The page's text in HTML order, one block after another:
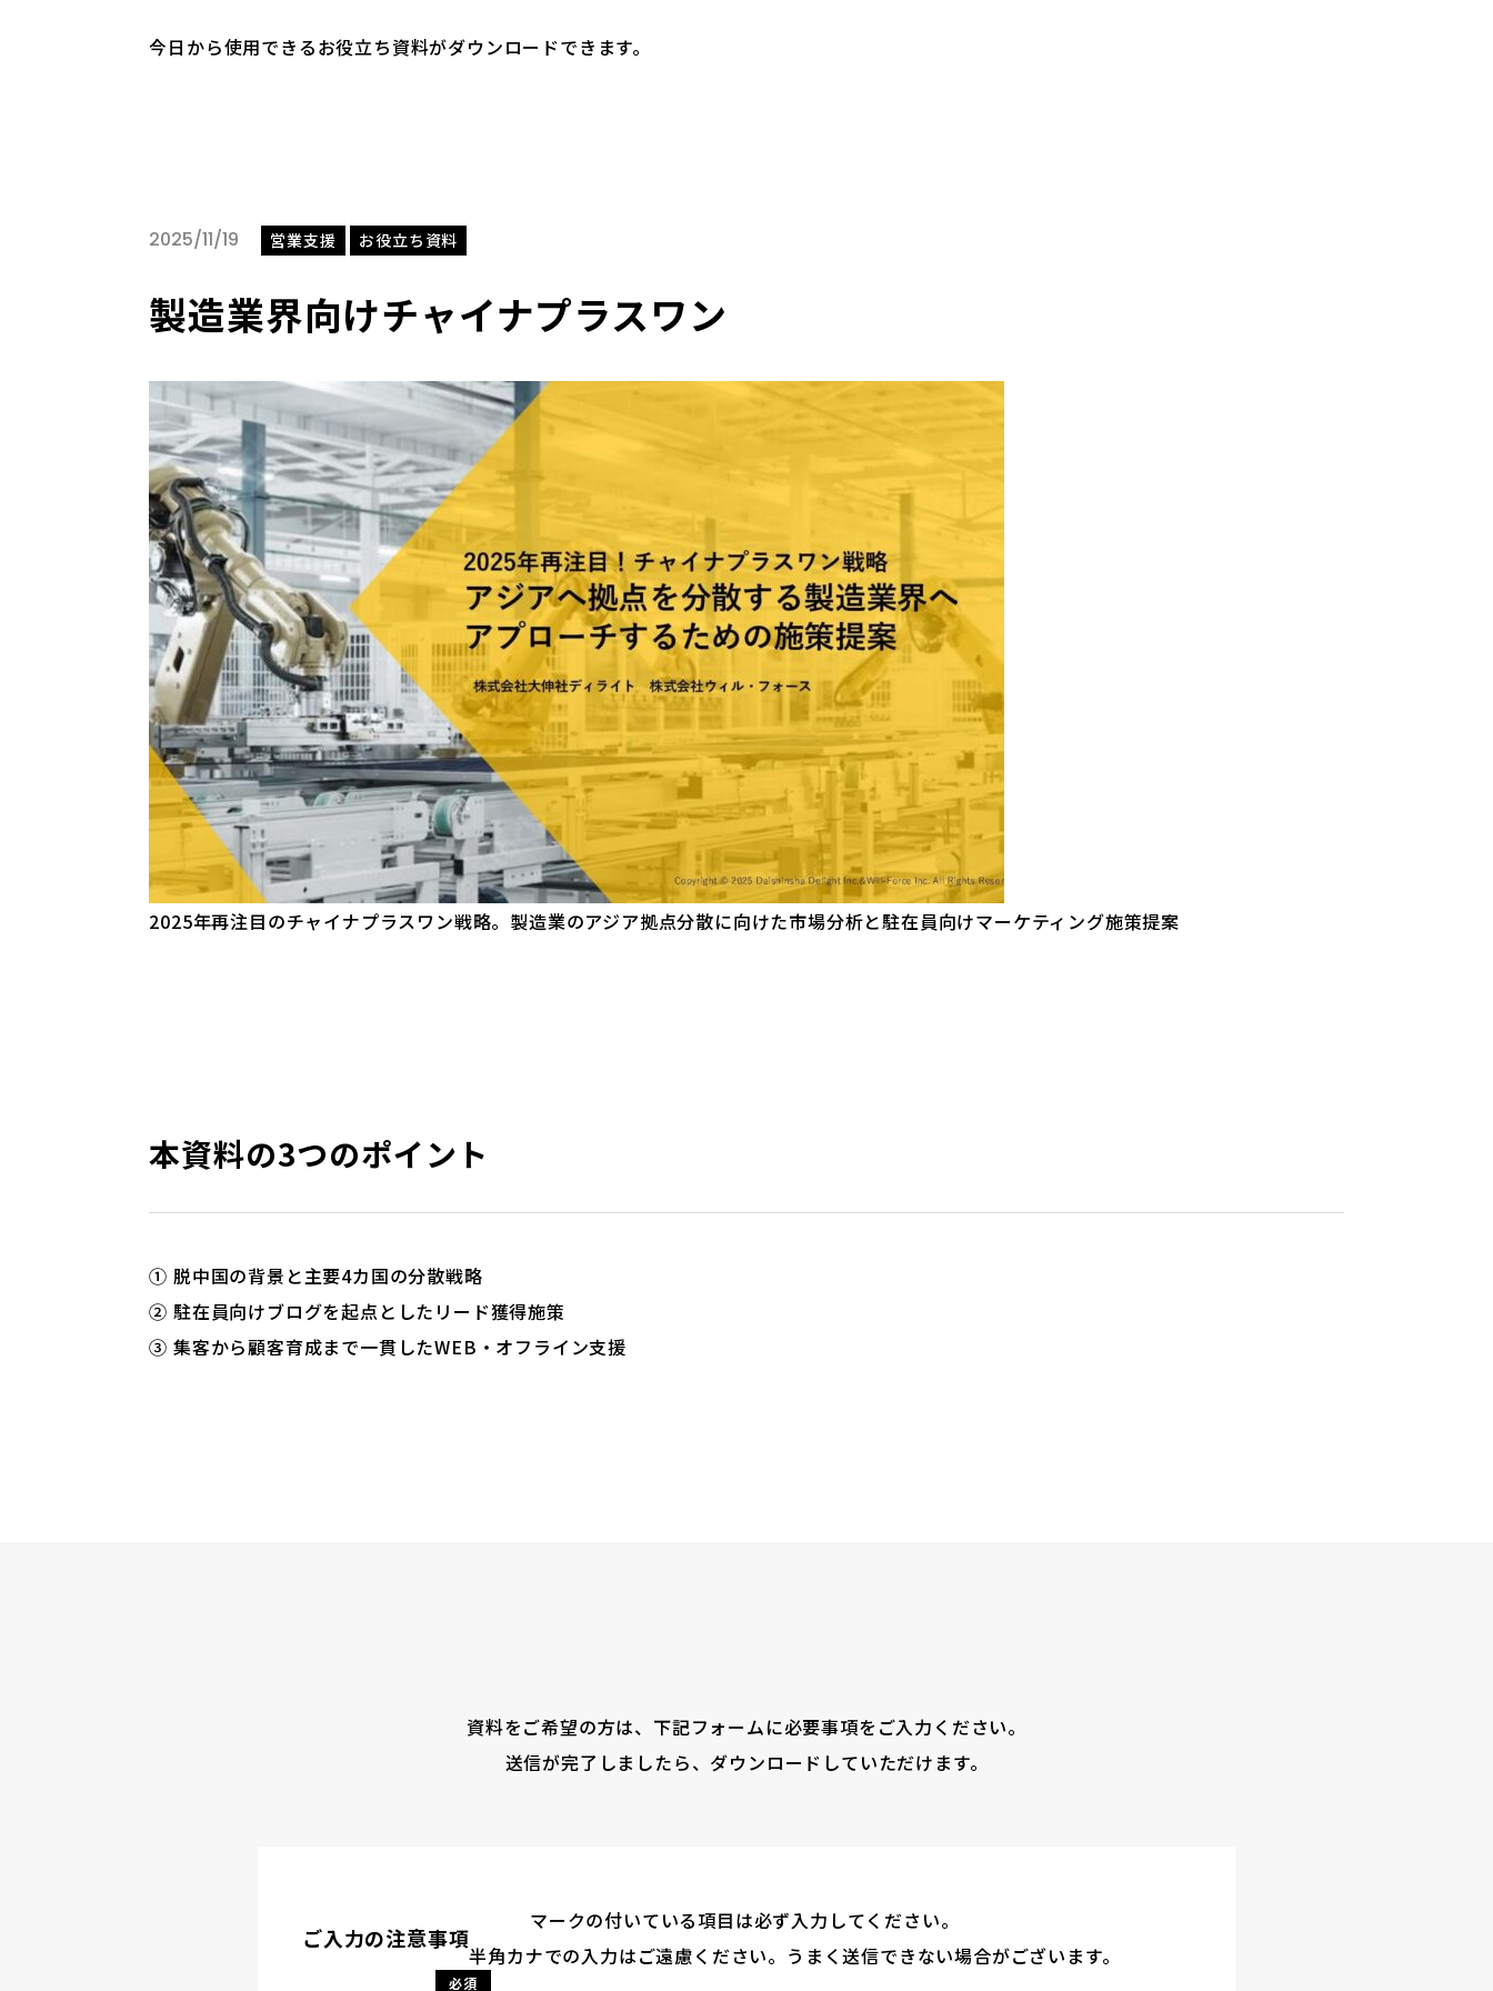
今日から使用できるお役立ち資料がダウンロードできます。
2025/11/19 営業支援 お役立ち資料
製造業界向けチャイナプラスワン
2025年再注目のチャイナプラスワン戦略。製造業のアジア拠点分散に向けた市場分析と駐在員向けマーケティング施策提案
本資料の3つのポイント
① 脱中国の背景と主要4カ国の分散戦略
② 駐在員向けブログを起点としたリード獲得施策
③ 集客から顧客育成まで一貫したWEB・オフライン支援
資料をご希望の方は、下記フォームに必要事項をご入力ください。
送信が完了しましたら、ダウンロードしていただけます。
ご入力の注意事項
必須
マークの付いている項目は必ず入力してください。
半角カナでの入力はご遠慮ください。うまく送信できない場合がございます。